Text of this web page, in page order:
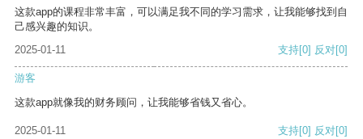
这款app的课程非常丰富，可以满足我不同的学习需求，让我能够找到自
己感兴趣的知识。
2025-01-11
支持[0] 反对[0]
游客
这款app就像我的财务顾问，让我能够省钱又省心。
2025-01-11 支持[0] 反对[0]